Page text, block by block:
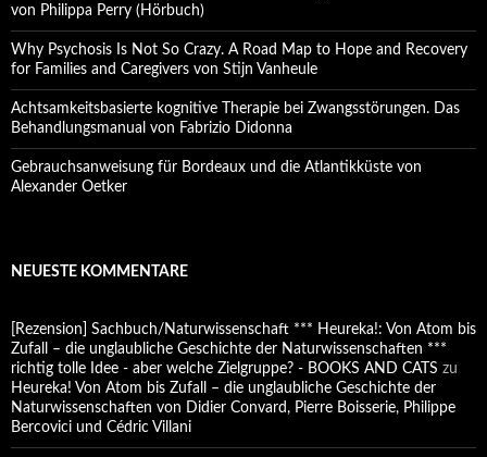
von Philippa Perry (Hörbuch)
Why Psychosis Is Not So Crazy. A Road Map to Hope and Recovery
for Families and Caregivers von Stijn Vanheule
Achtsamkeitsbasierte kognitive Therapie bei Zwangsstörungen. Das
Behandlungsmanual von Fabrizio Didonna
Gebrauchsanweisung für Bordeaux und die Atlantikküste von
Alexander Oetker
NEUESTE KOMMENTARE
[Rezension] Sachbuch/Naturwissenschaft *** Heureka!: Von Atom bis
Zufall – die unglaubliche Geschichte der Naturwissenschaften ***
richtig tolle Idee - aber welche Zielgruppe? - BOOKS AND CATS zu
Heureka! Von Atom bis Zufall – die unglaubliche Geschichte der
Naturwissenschaften von Didier Convard, Pierre Boisserie, Philippe
Bercovici und Cédric Villani